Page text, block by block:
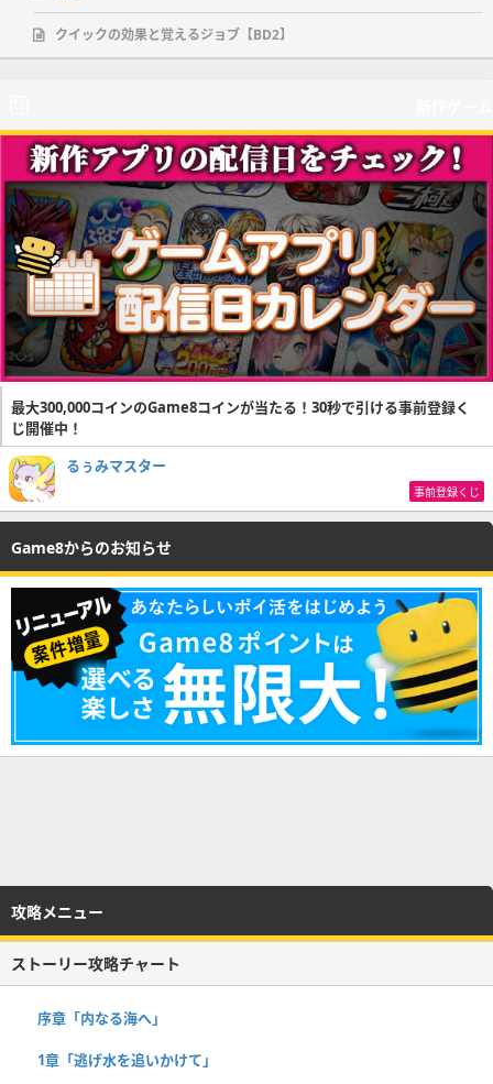
クイックの効果と覚えるジョブ【BD2】
最大300,000コインのGame8コインが当たる！30秒で引ける事前登録く
じ開催中！
るぅみマスター
事前登録くじ
Game8からのお知らせ
攻略メニュー
ストーリー攻略チャート
序章「内なる海へ」
1章「逃げ水を追いかけて」